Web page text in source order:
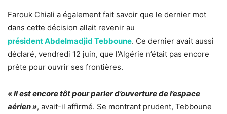
Farouk Chiali a également fait savoir que le dernier mot
dans cette décision allait revenir au
présidentAbdelmadjid Tebboune. Ce dernier avait aussi
déclaré, vendredi 12 juin, que l’Algérie n’était pas encore
prête pour ouvrir ses frontières.
« Il est encore tôt pour parler d’ouverture de l’espace
aérien », avait-il affirmé. Se montrant prudent, Tebboune